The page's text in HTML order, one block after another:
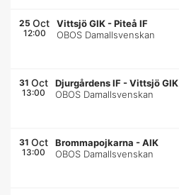
25 Oct
12:00
Vittsjö GIK -Piteå IF
OBOS Damallsvenskan
31 Oct
13:00
Djurgårdens IF -Vittsjö GIK
OBOS Damallsvenskan
31 Oct
13:00
Brommapojkarna -AIK
OBOS Damallsvenskan